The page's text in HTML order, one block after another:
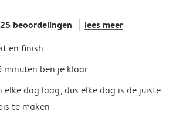
beoordelingen lees meer
en finish
minuten ben je klaar
elke dag laag, dus elke dag is de juiste
te maken